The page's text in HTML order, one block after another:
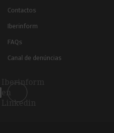
Contactos
Iberinform
FAQs
Canal de denúncias
Iberinform
en
Linkedin